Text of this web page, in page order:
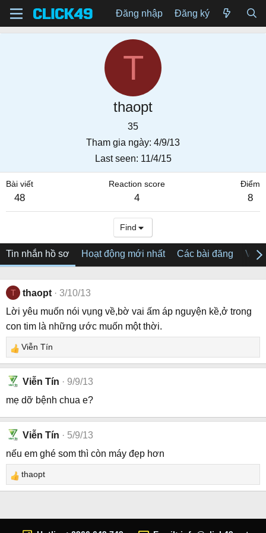
Đăng nhập Đăng ký
T
thaopt
35
Tham gia ngày 4/9/13
Last seen 11/4/15
Bài viết
48
Reaction score
4
Điểm
8
Find
Tin nhắn hồ sơ Hoạt động mới nhất Các bài đăng Về
T thaopt
3/10/13
Lời yêu muốn nói vụng về,bờ vai ấm áp nguyện kề,ở trong
con tim là những ước muốn một thời.
R
e
a
t
o
n
s
:
Viễn Tín
Viễn Tín
9/9/13
mẹ dỡ bệnh chua e?
Viễn Tín
5/9/13
nếu em ghé som thì còn máy đẹp hơn
R
e
c
thaopt